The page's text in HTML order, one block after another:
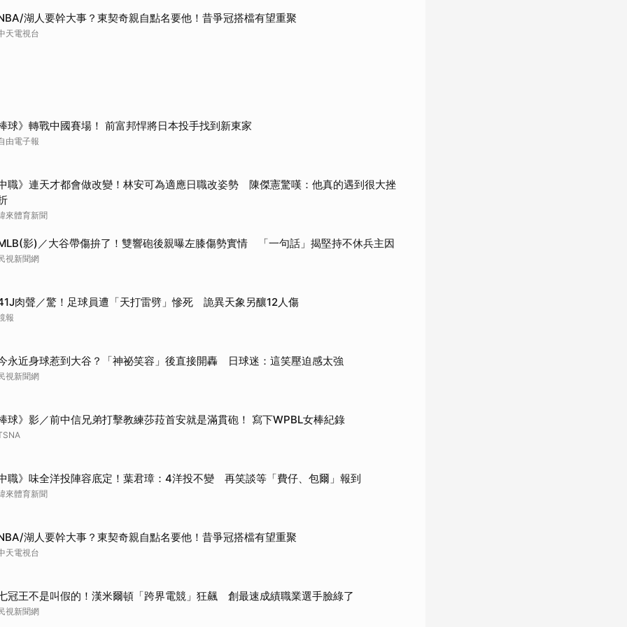
湖人要幹大事？東契奇親自點名要他！昔爭冠搭檔有望重聚
天電視台
球》轉戰中國賽場！ 前富邦悍將日本投手找到新東家
由電子報
職》連天才都會做改變！林安可為適應日職改姿勢 陳傑憲驚嘆：他真的遇到很大挫
來體育新聞
影)／大谷帶傷拚了！雙響砲後親曝左膝傷勢實情 「一句話」揭堅持不休兵主因
視新聞網
肉聲／驚！足球員遭「天打雷劈」慘死 詭異天象另釀12人傷
報
永近身球惹到大谷？「神祕笑容」後直接開轟 日球迷：這笑壓迫感太強
視新聞網
球》影／前中信兄弟打擊教練莎菈首安就是滿貫砲！ 寫下WPBL女棒紀錄
職》味全洋投陣容底定！葉君璋：4洋投不變 再笑談等「費仔、包爾」報到
來體育新聞
湖人要幹大事？東契奇親自點名要他！昔爭冠搭檔有望重聚
天電視台
冠王不是叫假的！漢米爾頓「跨界電競」狂飆 創最速成績職業選手臉綠了
視新聞網